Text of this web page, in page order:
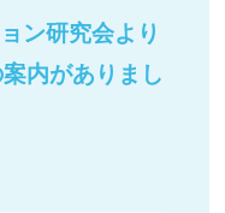
ン研究会より
内がありまし